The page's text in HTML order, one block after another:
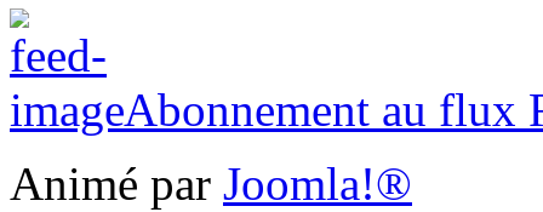
Abonnement au flux
Animé par Joomla!®